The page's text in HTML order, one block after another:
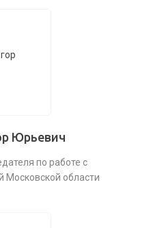
Юрьевич
по работе с
Московской области